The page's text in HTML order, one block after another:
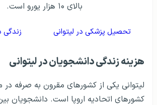
بالای ۱۰ هزار یورو است.
تحصیل پزشکی در لیتوانی زندگی
هزینه زندگی دانشجویان در لیتوانی
لیتوانی یکی از کشورهای مقرون به صرفه در
کشورهای اتحادیه اروپا است. دانشجویان